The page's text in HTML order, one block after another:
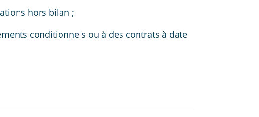
hors bilan ;
conditionnels ou à des contrats à date